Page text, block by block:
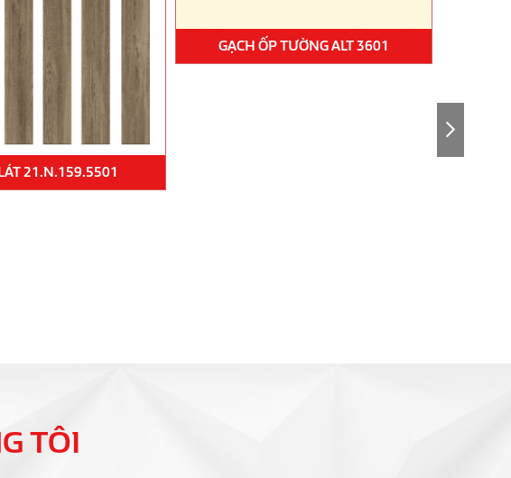
21.N.159.5501
GẠCH ỐP TƯỜNG ALT 3601
TÔI